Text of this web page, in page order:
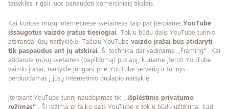
taisykles ir gali juos panaudoti komerciniais tikslais.
Kai kuriose mūsų internetinėse svetainėse taip pat įterpiame YouTube
išsaugotus vaizdo įrašus tiesiogiai. Tokiu būdu dalis YouTube turinio
atsiranda jūsų naršyklėje. Tačiau YouTube vaizdo įrašai bus atidaryti
tik paspaudus ant jų atskirai. Ši technika dar vadinama „Framing“. Kai
atidarote mūsų svetainės (papildomą) puslapį, kuriame įterpti YouTube
vaizdo įrašai, naršyklė jungiasi prie YouTube serverių ir turinys
perduodamas į jūsų internetinio puslapio naršyklę.
Įterpiant YouTube turinį naudojamas tik „išplėstinis privatumo
režimas“ . Šį režimą pritaiko pats YouTube ir tokiu būdu užtikrina, kad